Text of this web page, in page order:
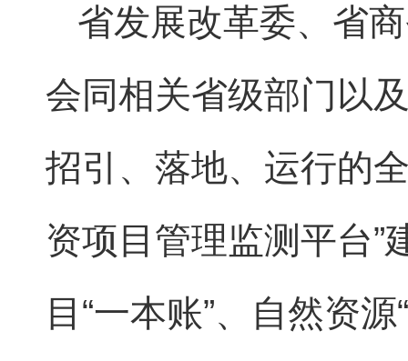
省发展改革委、省
会同相关省级部门以
招引、落地、运行的
资项目管理监测平台”
目“一本账”、自然资